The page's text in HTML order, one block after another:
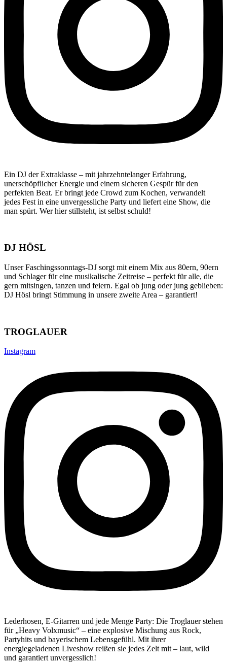
Ein DJ der Extraklasse – mit jahrzehntelanger Erfahrung,
unerschöpflicher Energie und einem sicheren Gespür für den
perfekten Beat. Er bringt jede Crowd zum Kochen, verwandelt
jedes Fest in eine unvergessliche Party und liefert eine Show, die
man spürt. Wer hier stillsteht, ist selbst schuld!
DJ HÖSL
Unser Faschingssonntags-DJ sorgt mit einem Mix aus 80ern, 90ern
und Schlager für eine musikalische Zeitreise – perfekt für alle, die
gern mitsingen, tanzen und feiern. Egal ob jung oder jung geblieben:
DJ Hösl bringt Stimmung in unsere zweite Area – garantiert!
TROGLAUER
Instagram
Lederhosen, E-Gitarren und jede Menge Party: Die Troglauer stehen
für „Heavy Volxmusic“ – eine explosive Mischung aus Rock,
Partyhits und bayerischem Lebensgefühl. Mit ihrer
energiegeladenen Liveshow reißen sie jedes Zelt mit – laut, wild
und garantiert unvergesslich!